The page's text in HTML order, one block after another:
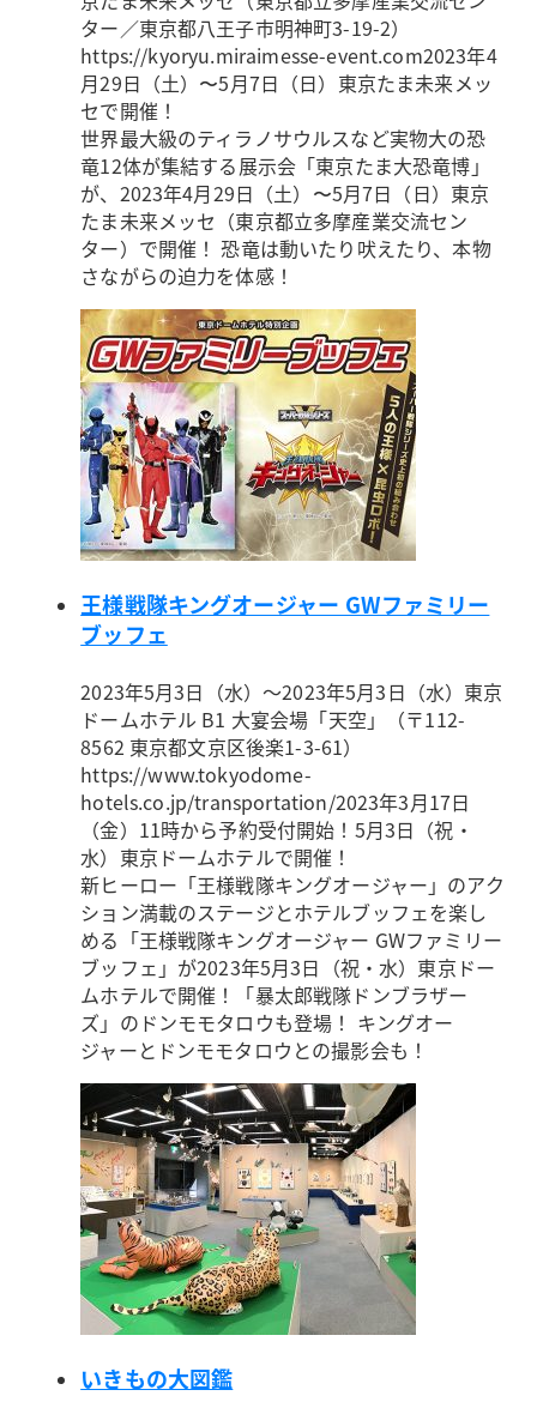
ター／東京都八王子市明神町3-19-2）
https://kyoryu.miraimesse-event.com2023年4
月29日（土）〜5月7日（日）東京たま未来メッ
セで開催！
世界最大級のティラノサウルスなど実物大の恐
竜12体が集結する展示会「東京たま大恐竜博」
が、2023年4月29日（土）〜5月7日（日）東京
たま未来メッセ（東京都立多摩産業交流セン
ター）で開催！ 恐竜は動いたり吠えたり、本物
さながらの迫力を体感！
王様戦隊キングオージャー GWファミリー
ブッフェ
2023年5月3日（水）～2023年5月3日（水） 東京
ドームホテル B1 大宴会場「天空」（〒112-
8562 東京都文京区後楽1-3-61）
https://www.tokyodome-
hotels.co.jp/transportation/2023年3月17日
（金）11時から予約受付開始！5月3日（祝・
水）東京ドームホテルで開催！
新ヒーロー「王様戦隊キングオージャー」のアク
ション満載のステージとホテルブッフェを楽し
める「王様戦隊キングオージャー GWファミリー
ブッフェ」が2023年5月3日（祝・水）東京ドー
ムホテルで開催！「暴太郎戦隊ドンブラザー
ズ」のドンモモタロウも登場！ キングオー
ジャーとドンモモタロウとの撮影会も！
いきもの大図鑑